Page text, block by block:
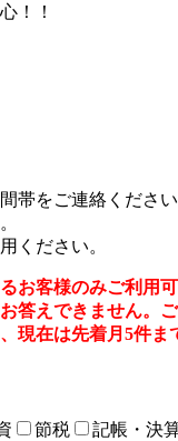
！！
帯をご連絡くださ
ください。
お客様のみご利用可
答えできません。ご
現在は先着月5件ま
節税 記帳・決